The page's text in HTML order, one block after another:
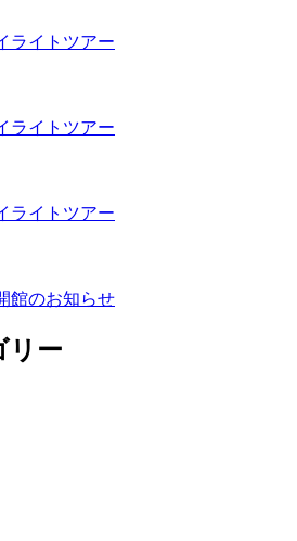
イトツアー
イトツアー
イトツアー
のお知らせ
リー